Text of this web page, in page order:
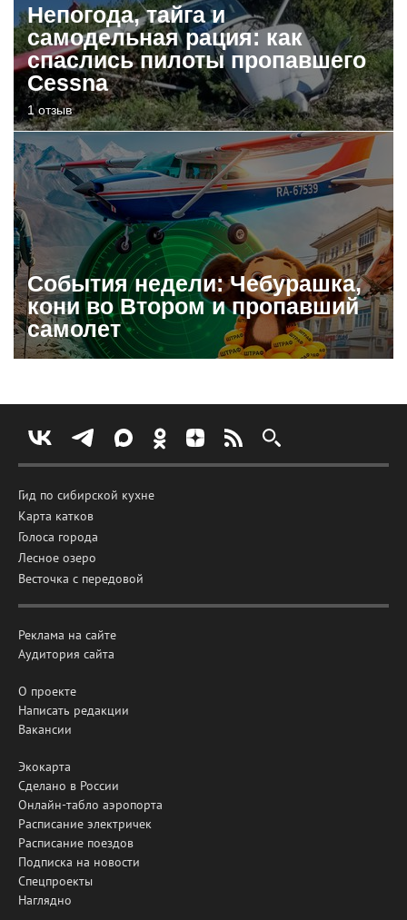
Непогода, тайга и
самодельная рация: как
спаслись пилоты пропавшего
Cessna
1 отзыв
События недели: Чебурашка,
кони во Втором и пропавший
самолет
Гид по сибирской кухне
Карта катков
Голоса города
Лесное озеро
Весточка с передовой
Реклама на сайте
Аудитория сайта
О проекте
Написать редакции
Вакансии
Экокарта
Сделано в России
Онлайн-табло аэропорта
Расписание электричек
Расписание поездов
Подписка на новости
Спецпроекты
Наглядно